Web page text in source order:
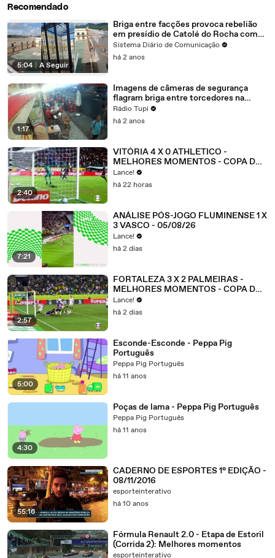
Recomendado
5:04 A Seguir
Briga entre facções provoca rebelião
em presídio de Catolé do Rocha com
fogo e tiros
Sistema Diário de Comunicação
há 2 anos
1:17
Imagens de câmeras de segurança
flagram briga entre torcedores na
Praça Seca
Rádio Tupi
há 2 anos
2:40
VITÓRIA 4 X 0 ATHLETICO -
MELHORES MOMENTOS - COPA DO
BRASIL 2026 - OITAVAS DE FINAL -
JOGO 2
Lance!
há 22 horas
7:21
ANÁLISE PÓS-JOGO FLUMINENSE 1 X
3 VASCO - 05/08/26
Lance!
há 2 dias
2:57
FORTALEZA 3 X 2 PALMEIRAS -
MELHORES MOMENTOS - COPA DO
BRASIL 2026 - OITAVAS DE FINAL -
JOGO 2
Lance!
há 2 dias
5:00
Esconde-Esconde - Peppa Pig
Português
Peppa Pig Português
há 11 anos
4:30
Poças de lama - Peppa Pig Português
Peppa Pig Português
há 11 anos
55:16
CADERNO DE ESPORTES 1° EDIÇÃO -
08/11/2016
esporteinterativo
há 10 anos
Fórmula Renault 2.0 - Etapa de Estoril
(Corrida 2): Melhores momentos
esporteinterativo